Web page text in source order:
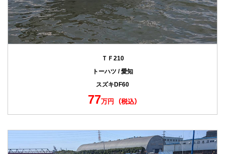
ＴＦ210
トーハツ / 愛知
スズキDF60
77万円